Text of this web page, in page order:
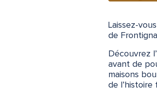
Laissez-
de
Découvrez
avant de
maisons
de l’histoire